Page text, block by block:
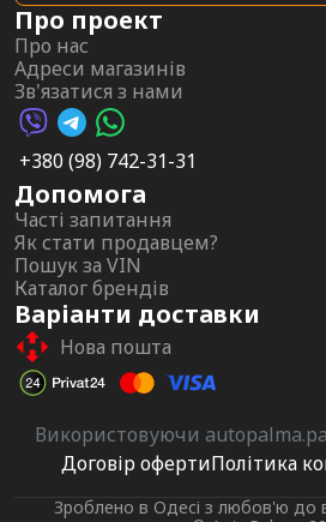
Про проект
Про нас
Адреси магазинів
Зв'язатися з нами
Viber AutoPalma
Telegram AutoPalma
WhatsApp AutoPalma
+380 (98) 742-31-31
Допомога
Часті запитання
Як стати продавцем?
Пошук за VIN
Каталог брендів
Варіанти доставки
Нова пошта
Використовуючи
Договір офертиПолітика
Зроблено в Одесі з любов'ю до